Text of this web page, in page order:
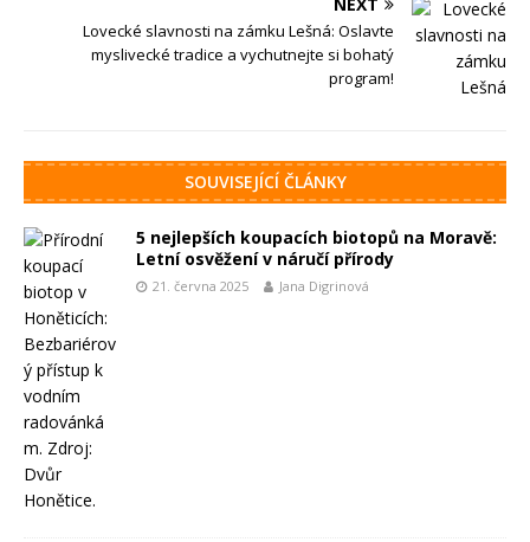
Lovecké slavnosti na zámku Lešná: Oslavte
myslivecké tradice a vychutnejte si bohatý
program!
SOUVISEJÍCÍ ČLÁNKY
5 nejlepších koupacích biotopů na Moravě:
Letní osvěžení v náručí přírody
21. června 2025 Jana Digrinová